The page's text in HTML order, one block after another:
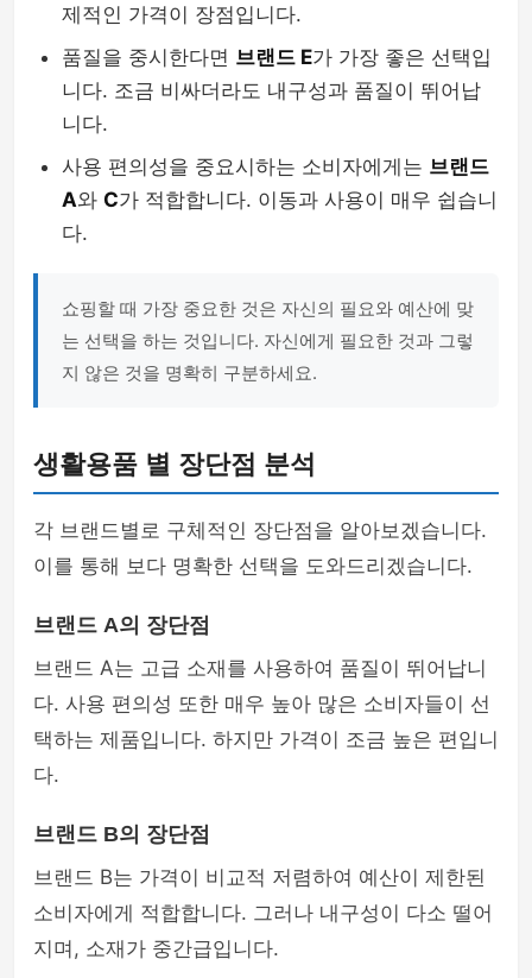
제적인 가격이 장점입니다.
품질을 중시한다면 브랜드 E가 가장 좋은 선택입
니다. 조금 비싸더라도 내구성과 품질이 뛰어납
니다.
사용 편의성을 중요시하는 소비자에게는 브랜드
A와 C가 적합합니다. 이동과 사용이 매우 쉽습니
다.
쇼핑할 때 가장 중요한 것은 자신의 필요와 예산에 맞
는 선택을 하는 것입니다. 자신에게 필요한 것과 그렇
지 않은 것을 명확히 구분하세요.
생활용품 별 장단점 분석
각 브랜드별로 구체적인 장단점을 알아보겠습니다.
이를 통해 보다 명확한 선택을 도와드리겠습니다.
브랜드 A의 장단점
브랜드 A는 고급 소재를 사용하여 품질이 뛰어납니
다. 사용 편의성 또한 매우 높아 많은 소비자들이 선
택하는 제품입니다. 하지만 가격이 조금 높은 편입니
다.
브랜드 B의 장단점
브랜드 B는 가격이 비교적 저렴하여 예산이 제한된
소비자에게 적합합니다. 그러나 내구성이 다소 떨어
지며, 소재가 중간급입니다.